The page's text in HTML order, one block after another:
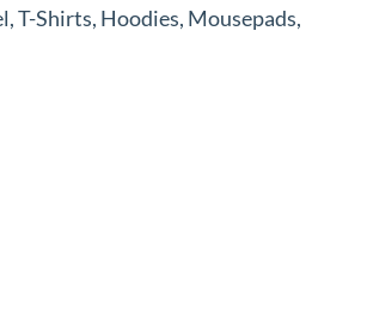
T-Shirts, Hoodies, Mousepads,